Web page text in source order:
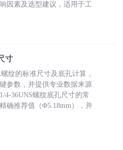
因素及选型建议，适用于工
寸
纹的标准尺寸及底孔计算，
参数，并提供专业数据来源
4-36UNS螺纹底孔尺寸的常
确推荐值（Φ5.18mm），并